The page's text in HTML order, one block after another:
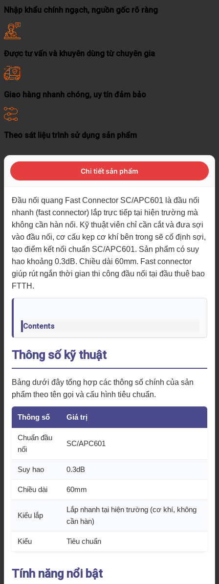
Nhập khẩu chính ngạch, nguồn gốc rõ ràng
Được tư vấn và khuyên dùng từ chuyên gia
Giao hàng nhanh chóng, uy tín đảm bảo
Theo sát liệu trình sử dụng sản phẩm
Chi tiết sản phẩm
Đầu nối quang Fast Connector SC/APC601 là đầu nối
nhanh (fast connector) lắp trực tiếp tại hiện trường mà
không cần hàn nối. Kỹ thuật viên chỉ cần cắt và đưa sợi
vào đầu nối, cơ cấu kẹp cơ khí bên trong sẽ cố định sợi,
tạo điểm kết nối chuẩn SC/APC601. Sản phẩm có suy
hao khoảng 0.3dB. Chiều dài 60mm. Fast connector
giúp rút ngắn thời gian thi công đầu nối tại đầu thuê bao
FTTH.
Contents
Thông số kỹ thuật
Bảng dưới đây tổng hợp các thông số chính của sản
phẩm theo tên gọi và cấu hình tiêu chuẩn.
Thông số Giá trị
Chuẩn đầu
nối
SC/APC601
Suy hao 0.3dB
Chiều dài 60mm
Kiểu lắp
Lắp nhanh tại hiện trường (cơ khí, không
cần hàn)
Kiểu Tiêu chuẩn
Tính năng nổi bật